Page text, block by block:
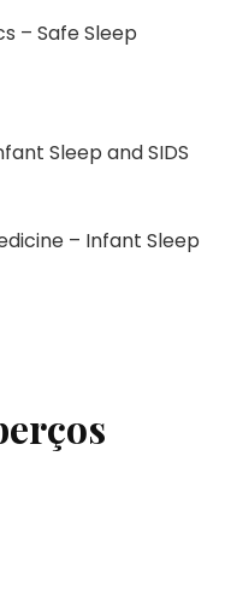
– Safe Sleep
Sleep and SIDS
– Infant Sleep